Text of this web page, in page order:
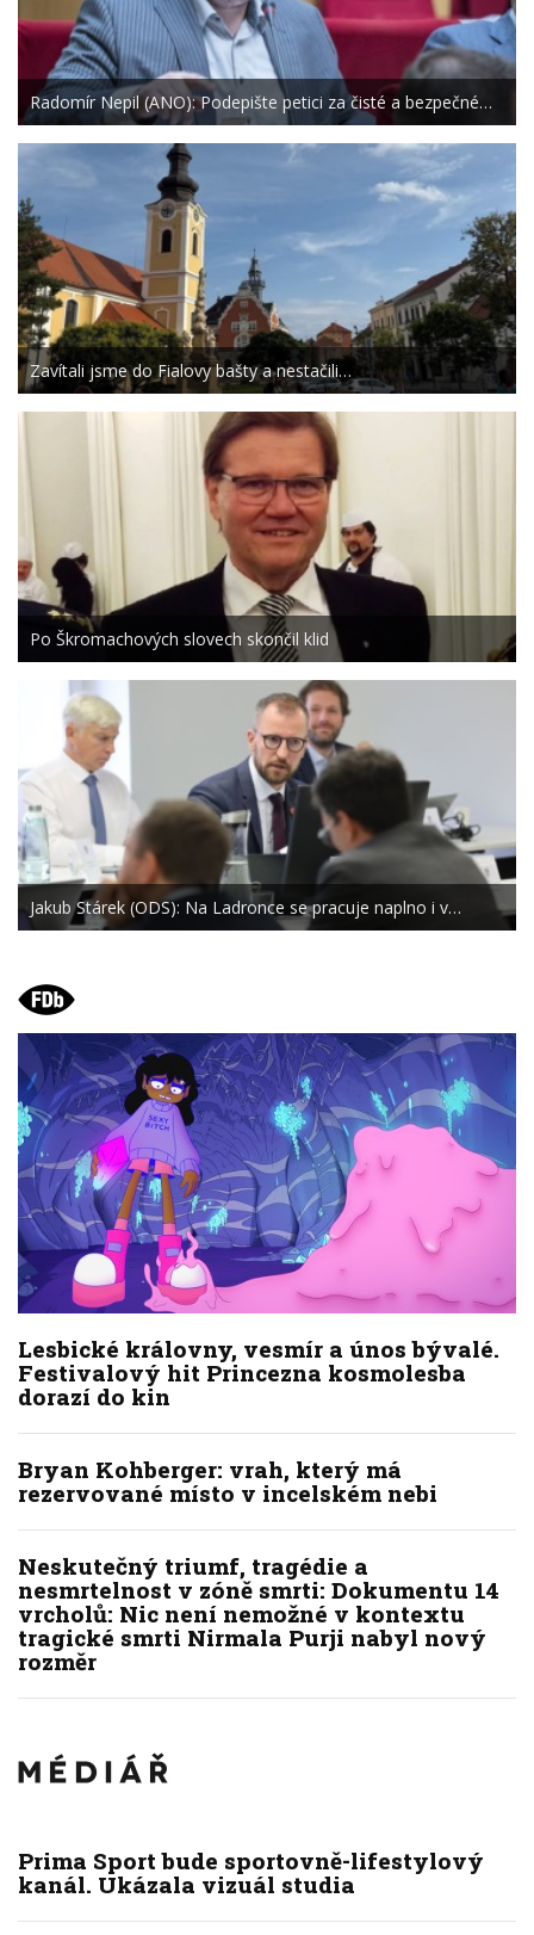
Radomír Nepil (ANO): Podepište petici za čisté a bezpečné…
Zavítali jsme do Fialovy bašty a nestačili…
Po Škromachových slovech skončil klid
Jakub Stárek (ODS): Na Ladronce se pracuje naplno i v…
Lesbické královny, vesmír a únos bývalé.
Festivalový hit Princezna kosmolesba
dorazí do kin
Bryan Kohberger: vrah, který má
rezervované místo v incelském nebi
Neskutečný triumf, tragédie a
nesmrtelnost v zóně smrti: Dokumentu 14
vrcholů: Nic není nemožné v kontextu
tragické smrti Nirmala Purji nabyl nový
rozměr
Prima Sport bude sportovně-lifestylový
kanál. Ukázala vizuál studia